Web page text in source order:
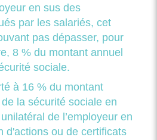
en sus des
par les salariés, cet
pas dépasser, pour
8 % du montant annuel
sociale.
à 16 % du montant
la sécurité sociale en
de l’employeur en
d'actions ou de certificats